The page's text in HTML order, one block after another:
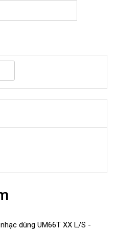
dùng UM66T XX L/S -